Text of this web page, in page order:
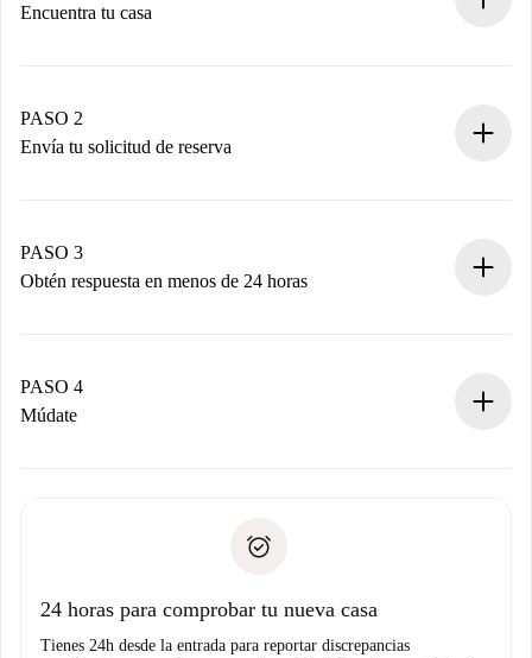
Encuentra tu casa
Tienes toda la información necesaria por adelantado.
PASO 2
Envía tu solicitud de reserva
propietario acepte.
PASO 3
Obtén respuesta en menos de 24 horas
contacto con el propietario.
Si es rechazada: No te haremos ningún cargo y te
Prueba de solvencia
PASO 4
Múdate
no nos comunicas ningún problema.
24 horas para comprobar tu nueva casa
Tienes 24h desde la entrada para reportar discrepancias